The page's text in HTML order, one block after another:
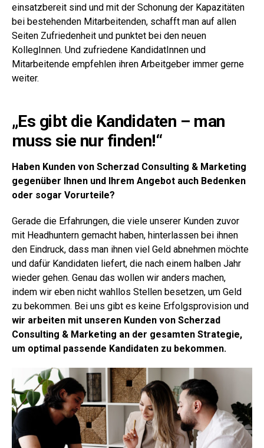
einsatzbereit sind und mit der Schonung der Kapazitäten
bei bestehenden Mitarbeitenden, schafft man auf allen
Seiten Zufriedenheit und punktet bei den neuen
KollegInnen. Und zufriedene KandidatInnen und
Mitarbeitende empfehlen ihren Arbeitgeber immer gerne
weiter.
„Es gibt die Kandidaten – man
muss sie nur finden!“
Haben Kunden von Scherzad Consulting & Marketing
gegenüber Ihnen und Ihrem Angebot auch Bedenken
oder sogar Vorurteile?
Gerade die Erfahrungen, die viele unserer Kunden zuvor
mit Headhuntern gemacht haben, hinterlassen bei ihnen
den Eindruck, dass man ihnen viel Geld abnehmen möchte
und dafür Kandidaten liefert, die nach einem halben Jahr
wieder gehen. Genau das wollen wir anders machen,
indem wir eben nicht wahllos Stellen besetzen, um Geld
zu bekommen. Bei uns gibt es keine Erfolgsprovision und
wir arbeiten mit unseren Kunden von Scherzad
Consulting & Marketing an der gesamten Strategie,
um optimal passende Kandidaten zu bekommen.